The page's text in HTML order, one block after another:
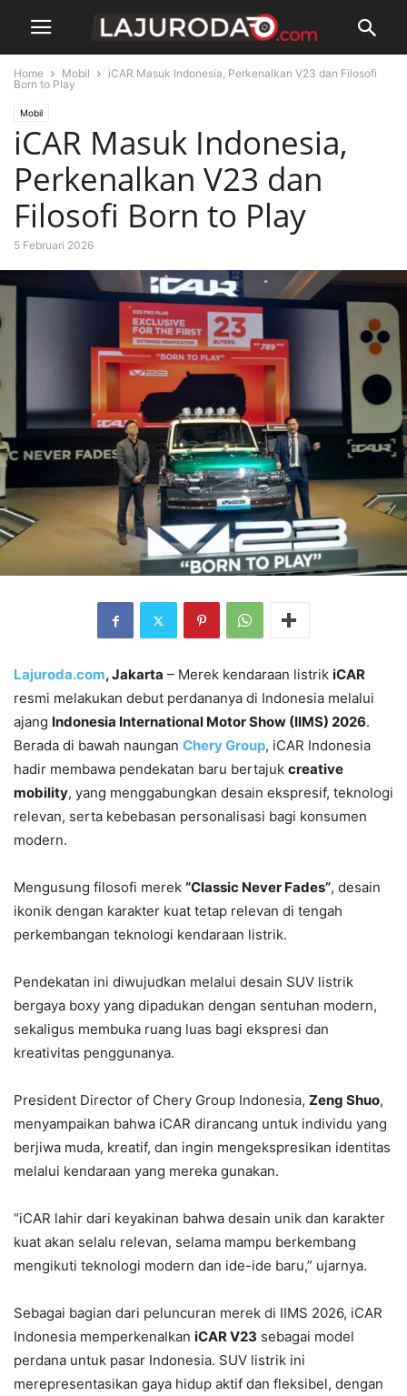
Home Mobil
iCAR Masuk Indonesia, Perkenalkan V23 dan Filosofi
Born to Play
Mobil
iCAR Masuk Indonesia,
Perkenalkan V23 dan
Filosofi Born to Play
5 Februari 2026
Lajuroda.com, Jakarta – Merek kendaraan listrik iCAR
resmi melakukan debut perdananya di Indonesia melalui
ajang Indonesia International Motor Show (IIMS) 2026.
Berada di bawah naungan Chery Group, iCAR Indonesia
hadir membawa pendekatan baru bertajuk creative
mobility, yang menggabungkan desain ekspresif, teknologi
relevan, serta kebebasan personalisasi bagi konsumen
modern.
Mengusung filosofi merek “Classic Never Fades”, desain
ikonik dengan karakter kuat tetap relevan di tengah
perkembangan teknologi kendaraan listrik.
Pendekatan ini diwujudkan melalui desain SUV listrik
bergaya boxy yang dipadukan dengan sentuhan modern,
sekaligus membuka ruang luas bagi ekspresi dan
kreativitas penggunanya.
President Director of Chery Group Indonesia, Zeng Shuo,
menyampaikan bahwa iCAR dirancang untuk individu yang
berjiwa muda, kreatif, dan ingin mengekspresikan identitas
melalui kendaraan yang mereka gunakan.
“iCAR lahir dari keyakinan bahwa desain unik dan karakter
kuat akan selalu relevan, selama mampu berkembang
mengikuti teknologi modern dan ide-ide baru,” ujarnya.
Sebagai bagian dari peluncuran merek di IIMS 2026, iCAR
Indonesia memperkenalkan iCAR V23 sebagai model
perdana untuk pasar Indonesia. SUV listrik ini
merepresentasikan gaya hidup aktif dan fleksibel, dengan